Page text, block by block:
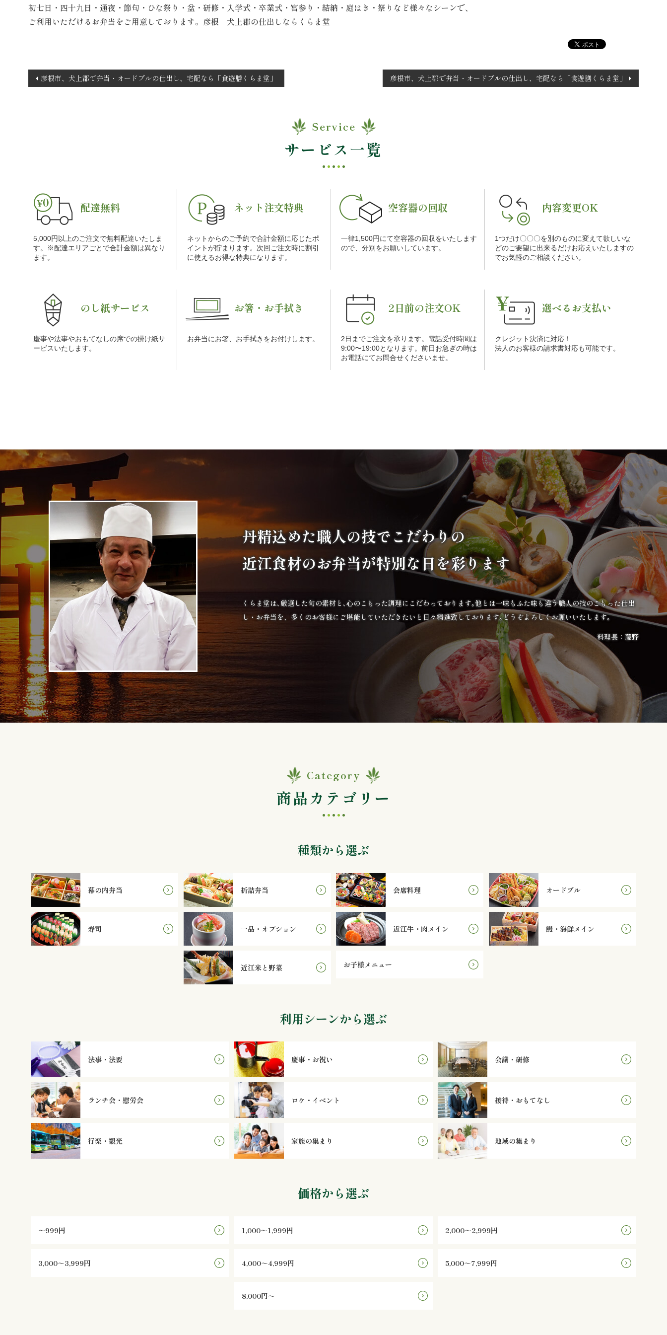
初七日・四十九日・通夜・節句・ひな祭り・盆・研修・入学式・卒業式・宮参り・結納・庭はき・祭りなど様々なシーンで、
ご利用いただけるお弁当をご用意しております。彦根 犬上郡の仕出しならくらま堂
投
稿
彦根市、犬上郡で弁当・オードブルの仕出し、宅配なら「食遊膳くらま堂」 彦根市、犬上郡で弁当・オードブルの仕出し、宅配なら「食遊膳くらま堂」
Service
サービス一覧
配達無料
5,000円以上のご注文で無料配達いたしま
す。※配達エリアごとで合計金額は異なり
ます。
ネット注文特典
ネットからのご予約で合計金額に応じたポ
イントが貯まります。次回ご注文時に割引
に使えるお得な特典になります。
空容器の回収
一律1,500円にて空容器の回収をいたします
ので、分別をお願いしています。
内容変更OK
1つだけ〇〇〇を別のものに変えて欲しいな
どのご要望に出来るだけお応えいたしますの
でお気軽のご相談ください。
のし紙サービス
慶事や法事やおもてなしの席での掛け紙サ
ービスいたします。
お箸・お手拭き
お弁当にお箸、お手拭きをお付けします。
2日前の注文OK
2日までご注文を承ります。電話受付時間は
9:00〜19:00となります。前日お急ぎの時は
お電話にてお問合せくださいませ。
選べるお支払い
クレジット決済に対応！
法人のお客様の請求書対応も可能です。
丹精込めた職人の技でこだわりの
近江食材のお弁当が特別な日を彩ります
くらま堂は､厳選した旬の素材と､心のこもった調理にこだわっております｡他とは一味もふた味も違う職人の技のこもった仕出
し・お弁当を、多くのお客様にご堪能していただきたいと日々精進致しております｡どうぞよろしくお願いいたします｡
料理長：藤野
Category
商品カテゴリー
種類から選ぶ
幕の内弁当 折詰弁当 会席料理 オードブル
寿司 一品・オプション 近江牛・肉メイン 鰻・海鮮メイン
近江米と野菜 お子様メニュー
利用シーンから選ぶ
法事・法要 慶事・お祝い 会議・研修
ランチ会・慰労会 ロケ・イベント 接待・おもてなし
行楽・観光 家族の集まり 地域の集まり
価格から選ぶ
～999円 1,000～1,999円 2,000～2,999円
3,000～3,999円 4,000～4,999円 5,000～7,999円
8,000円～